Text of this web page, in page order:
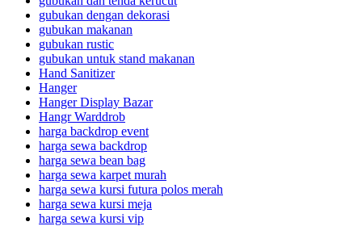
gubukan dengan dekorasi
gubukan makanan
gubukan rustic
gubukan untuk stand makanan
Hand Sanitizer
Hanger
Hanger Display Bazar
Hangr Warddrob
harga backdrop event
harga sewa backdrop
harga sewa bean bag
harga sewa karpet murah
harga sewa kursi futura polos merah
harga sewa kursi meja
harga sewa kursi vip